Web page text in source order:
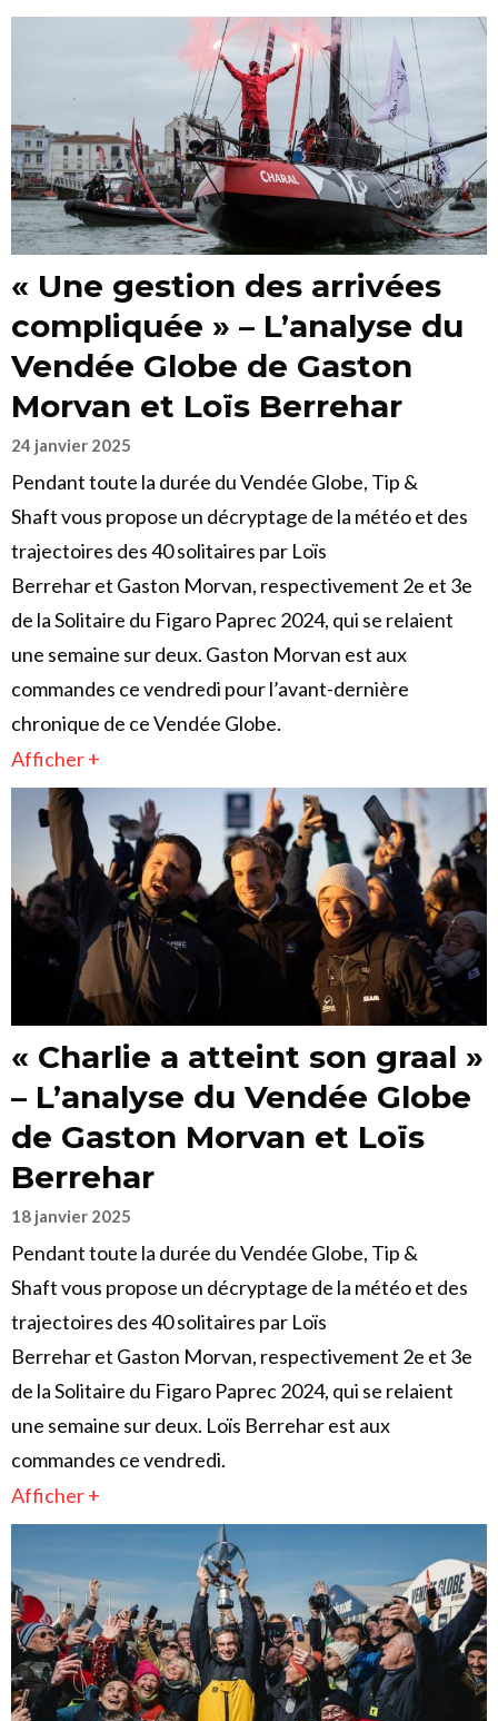
« Une gestion des arrivées
compliquée » – L’analyse du
Vendée Globe de Gaston
Morvan et Loïs Berrehar
24 janvier 2025
Pendant toute la durée du Vendée Globe, Tip &
Shaft vous propose un décryptage de la météo et des
trajectoires des 40 solitaires par Loïs
Berrehar et Gaston Morvan, respectivement 2e et 3e
de la Solitaire du Figaro Paprec 2024, qui se relaient
une semaine sur deux. Gaston Morvan est aux
commandes ce vendredi pour l’avant-dernière
chronique de ce Vendée Globe.
Afficher +
« Charlie a atteint son graal »
– L’analyse du Vendée Globe
de Gaston Morvan et Loïs
Berrehar
18 janvier 2025
Pendant toute la durée du Vendée Globe, Tip &
Shaft vous propose un décryptage de la météo et des
trajectoires des 40 solitaires par Loïs
Berrehar et Gaston Morvan, respectivement 2e et 3e
de la Solitaire du Figaro Paprec 2024, qui se relaient
une semaine sur deux. Loïs Berrehar est aux
commandes ce vendredi.
Afficher +